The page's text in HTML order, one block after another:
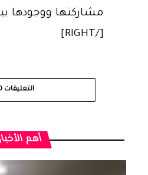
مشاركتها ووجودها
[/RIGHT]
التعليقات
أهم